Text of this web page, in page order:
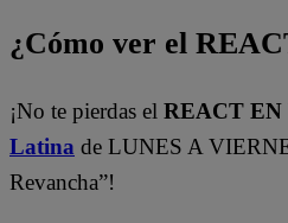
¿Cómo ver el
¡No te pierdas el REACT EN
Latina de LUNES A
Revancha”!